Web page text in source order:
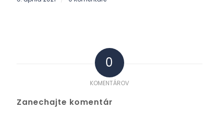
0
KOMENTÁROV
Zanechajte komentár